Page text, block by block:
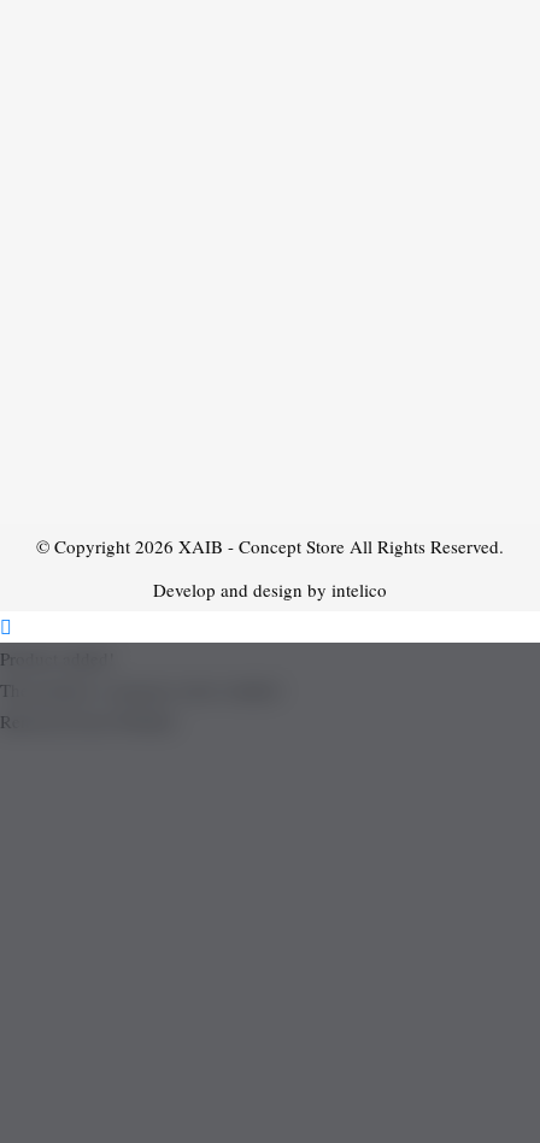
© Copyright 2026 XAIB - Concept Store All Rights Reserved.
Develop and design by intelico
Product added!
The product is already in the wishlist!
Removed from Wishlist